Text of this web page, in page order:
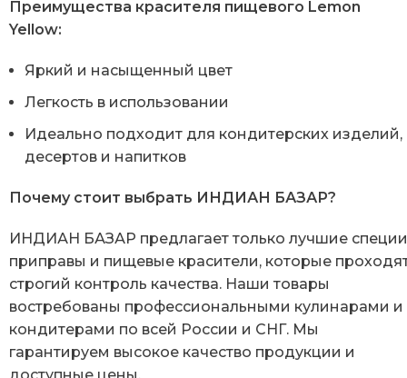
Преимущества красителя пищевого Lemon
Yellow:
Яркий и насыщенный цвет
Легкость в использовании
Идеально подходит для кондитерских изделий,
десертов и напитков
Почему стоит выбрать ИНДИАН БАЗАР?
ИНДИАН БАЗАР предлагает только лучшие
приправы и пищевые красители, которые
строгий контроль качества. Наши товары
востребованы профессиональными кулинарами и
кондитерами по всей России и СНГ. Мы
гарантируем высокое качество продукции и